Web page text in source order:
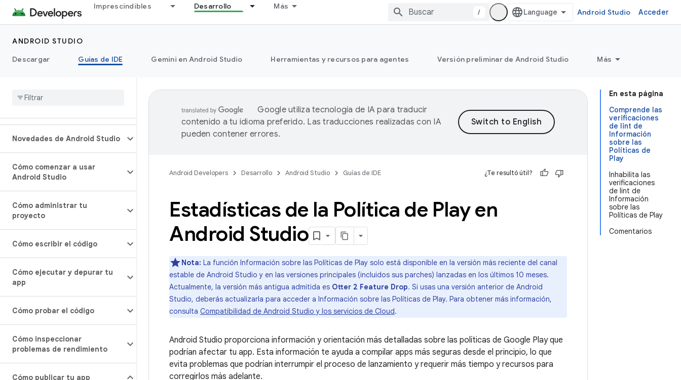
Imprescindibles Desarrollo Más
/ Android Studio Acceder
ANDROID STUDIO
Descargar
Guías de IDE Gemini en Android Studio Herramientas y recursos para agentes Versión preliminar de Android Studio Más
Novedades de Android Studio
Cómo comenzar a usar
Android Studio
Cómo administrar tu
proyecto
Cómo escribir el código
Cómo ejecutar y depurar tu
app
Cómo probar el código
Cómo inspeccionar
problemas de rendimiento
Cómo publicar tu app
En esta página
Comprende las
verificaciones
de lint de
Información
sobre las
Políticas de
Play
Inhabilita las
verificaciones
de lint de
Información
sobre las
Políticas de Play
Comentarios
Google utiliza tecnología de IA para traducir
contenido a tu idioma preferido. Las traducciones realizadas con IA
pueden contener errores.
Android Developers Desarrollo Android Studio Guías de IDE ¿Te resultó útil?
Estadísticas de la Política de Play en
Android Studio
Nota: La función Información sobre las Políticas de Play solo está disponible en la versión más reciente del canal
estable de Android Studio y en las versiones principales (incluidos sus parches) lanzadas en los últimos 10 meses.
Actualmente, la versión más antigua admitida es Otter 2 Feature Drop. Si usas una versión anterior de Android
Studio, deberás actualizarla para acceder a Información sobre las Políticas de Play. Para obtener más información,
consulta Compatibilidad de Android Studio y los servicios de Cloud.
Android Studio proporciona información y orientación más detalladas sobre las políticas de Google Play que
podrían afectar tu app. Esta información te ayuda a compilar apps más seguras desde el principio, lo que
evita problemas que podrían interrumpir el proceso de lanzamiento y requerir más tiempo y recursos para
corregirlos más adelante.